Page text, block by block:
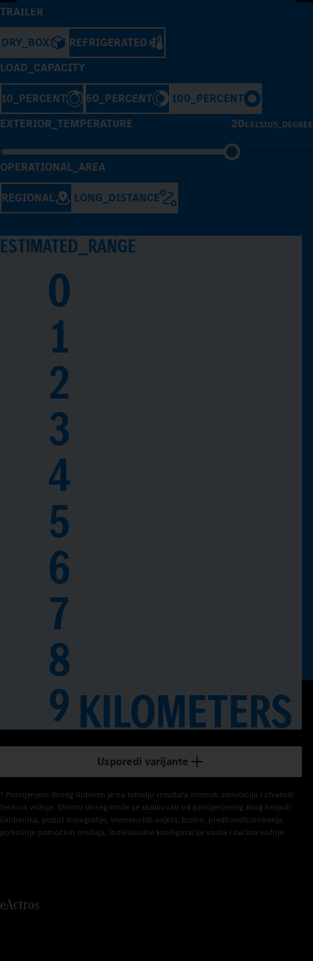
TRAILER
DRY_BOX
REFRIGERATED
LOAD_CAPACITY
10_PERCENT 50_PERCENT
100_PERCENT
EXTERIOR_TEMPERATURE
20CELSIUS_DEGREE
OPERATIONAL_AREA
REGIONAL LONG_DISTANCE
ESTIMATED_RANGE
0
1
2
3
4
5
6
7
8
9KILOMETERS
Usporedi varijante
* Procijenjeni doseg dobiven je na temelju rezultata internih simulacija i stvarnih
testova vožnje. Stvarni doseg može se razlikovati od procijenjenog zbog brojnih
čimbenika, poput topografije, vremenskih uvjeta, brzine, predkondicioniranja,
potrošnje pomoćnih uređaja, individualne konfiguracije vozila i načina vožnje.
eActros
1
2
3
4
5
6
7